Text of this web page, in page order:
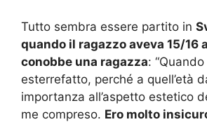
Tutto sembra essere partito in
quando il ragazzo aveva 15/16
conobbe una ragazza:
esterrefatto, perché a quell’età
importanza all’aspetto estetico
me compreso. Ero molto